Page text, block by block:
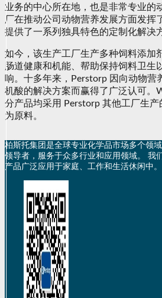
业务的中心所在地，也是非常专业的
厂在推动公司动物营养发展方面发挥
提供了一系列独具特色的定制化解决
如今，该生产工厂生产多种饲料添加
肠道健康和机能、帮助保持饲料卫生
响。十多年来，Perstorp 因向动物营
机酸的解决方案而赢得了广泛认可。
分产品均采用 Perstorp 其他工厂生
为原料。
柏斯托集团是全球专业化学品市场多个领
领导者，服务于众多行业和应用领域。 我
产品广泛应用于家庭、工作和生活休闲中。